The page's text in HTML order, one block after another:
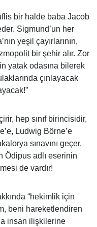
bir halde baba Jacob
Sigmund’un her
yeşil çayırlarının,
bir şehir alır. Zor
yatak odasına bilerek
çınlayacak
hep sınıf birincisidir,
Ludwig Börne’e
sınavını geçer,
Ödipus adlı eserinin
de vardır!
“hekimlik için
beni hareketlendiren
insan ilişkilerine